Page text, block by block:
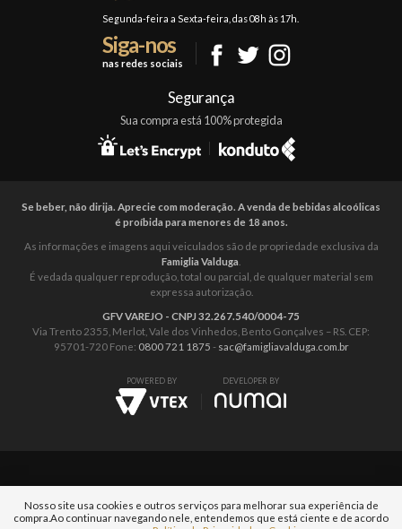
Formas de PagamentoSegunda-feira a Sexta-feira, das 08h às 17h.
Siga-nos
nas redes sociais
Segurança
Sua compra está 100% protegida
Se beber, não dirija. Aprecie com moderação. A venda de bebidas alcoólicas
é proíbida para menores de 18 anos.
As informações e imagens aqui veiculados são de propriedade exclusiva da
Famiglia Valduga
É vedada qualquer reprodução, total ou parcial, de qualquer material sem
expressa autorização.
GFV VAREJO - CNPJ 32.267.540/0004-75
Via Trento 2355, Merlot, Vale dos Vinhedos, Bento Gonçalves – RS. CEP:
95701-720 Fone: 0800 721 1875 - sac@famigliavalduga.com.br
POWERED BY DEVELOPER BY
Nosso site usa cookies e outros serviços para melhorar sua experiência de
compra. Ao continuar navegando nele, entendemos que está ciente e de acordo